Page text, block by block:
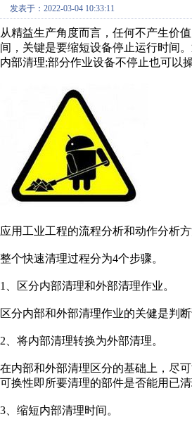
发表于：2022-03-04 10:33:11
从精益生产角度而言，任何不产生价
间，关键是要缩短设备停止运行时间
内部清理;部分作业设备不停止也可以
应用工业工程的流程分析和动作分析
整个快速清理过程分为4个步骤。
1、区分内部清理和外部清理作业。
区分内部和外部清理作业的关健是判
2、将内部清理转换为外部清理。
在内部和外部清理区分的基础上，尽
可换性即所要清理的部件是否能用已
3、缩短内部清理时间。